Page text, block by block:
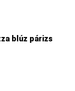
blúz párizs